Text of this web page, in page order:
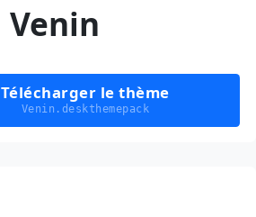
Venin
Télécharger le thème
Venin.deskthemepack